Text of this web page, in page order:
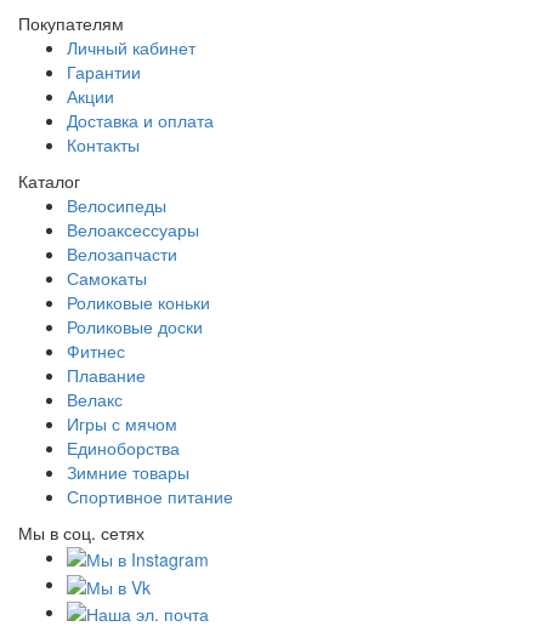
Покупателям
Личный кабинет
Гарантии
Акции
Доставка и оплата
Контакты
Каталог
Велосипеды
Велоаксессуары
Велозапчасти
Самокаты
Роликовые коньки
Роликовые доски
Фитнес
Плавание
Велакс
Игры с мячом
Единоборства
Зимние товары
Спортивное питание
Мы в соц. сетях